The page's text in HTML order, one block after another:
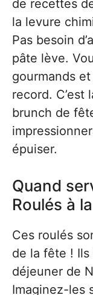
de recettes
la levure
Pas besoin
pâte lève.
gourmands
record. C’est
brunch de
épuiser.
Quand
Roulés à
Ces roulés
de la fête !
déjeuner de
Imaginez-les